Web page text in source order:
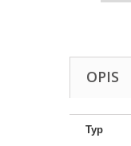
OPIS
Typ